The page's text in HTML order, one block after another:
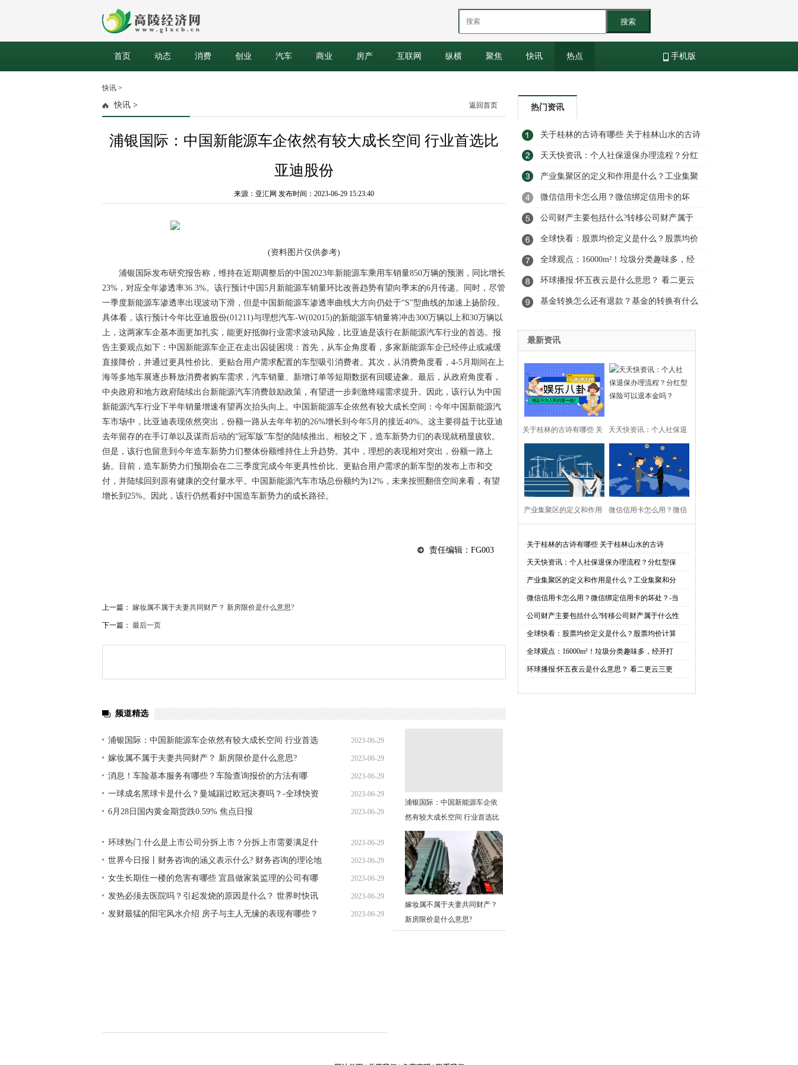
搜索
首页 动态 消费 创业 汽车 商业 房产 互联网 纵横 聚焦 快讯 热点 手机版
快讯 >
快讯 > 返回首页
浦银国际：中国新能源车企依然有较大成长空间 行业首选比
亚迪股份
来源：亚汇网 发布时间：2023-06-29 15:23:40
(资料图片仅供参考)
浦银国际发布研究报告称，维持在近期调整后的中国2023年新能源车乘用车销量850万辆的预测，同比增长
23%，对应全年渗透率36.3%。该行预计中国5月新能源车销量环比改善趋势有望向季末的6月传递。同时，尽管
一季度新能源车渗透率出现波动下滑，但是中国新能源车渗透率曲线大方向仍处于“S”型曲线的加速上扬阶段。
具体看，该行预计今年比亚迪股份(01211)与理想汽车-W(02015)的新能源车销量将冲击300万辆以上和30万辆以
上，这两家车企基本面更加扎实，能更好抵御行业需求波动风险，比亚迪是该行在新能源汽车行业的首选。报
告主要观点如下：中国新能源车企正在走出囚徒困境：首先，从车企角度看，多家新能源车企已经停止或减缓
直接降价，并通过更具性价比、更贴合用户需求配置的车型吸引消费者。其次，从消费角度看，4-5月期间在上
海等多地车展逐步释放消费者购车需求，汽车销量、新增订单等短期数据有回暖迹象。最后，从政府角度看，
中央政府和地方政府陆续出台新能源汽车消费鼓励政策，有望进一步刺激终端需求提升。因此，该行认为中国
新能源汽车行业下半年销量增速有望再次抬头向上。中国新能源车企依然有较大成长空间：今年中国新能源汽
车市场中，比亚迪表现依然突出，份额一路从去年年初的26%增长到今年5月的接近40%。这主要得益于比亚迪
去年留存的在手订单以及谋而后动的“冠军版”车型的陆续推出。相较之下，造车新势力们的表现就稍显疲软。
但是，该行也留意到今年造车新势力们整体份额维持住上升趋势。其中，理想的表现相对突出，份额一路上
扬。目前，造车新势力们预期会在二三季度完成今年更具性价比、更贴合用户需求的新车型的发布上市和交
付，并陆续回到原有健康的交付量水平。中国新能源汽车市场总份额约为12%，未来按照翻倍空间来看，有望
增长到25%。因此，该行仍然看好中国造车新势力的成长路径。
责任编辑：FG003
上一篇： 嫁妆属不属于夫妻共同财产？ 新房限价是什么意思?
下一篇： 最后一页
频道精选
浦银国际：中国新能源车企依然有较大成长空间 行业首选
比亚迪股份
2023-06-29
15:23:40
嫁妆属不属于夫妻共同财产？ 新房限价是什么意思? 2023-06-29
15:16:03
消息！车险基本服务有哪些？车险查询报价的方法有哪
些？
2023-06-29
15:17:17
一球成名黑球卡是什么？曼城踢过欧冠决赛吗？-全球快资
讯
2023-06-29
15:07:46
6月28日国内黄金期货跌0.59% 焦点日报 2023-06-29
环球热门:什么是上市公司分拆上市？分拆上市需要满足什
么条件？
2023-06-29
15:01:05
世界今日报丨财务咨询的涵义表示什么? 财务咨询的理论地
位是如何呢?
2023-06-29
14:43:06
女生长期住一楼的危害有哪些 宜昌做家装监理的公司有哪
些？ 动态
2023-06-29
14:42:32
发热必须去医院吗？引起发烧的原因是什么？ 世界时快讯 2023-06-29
14:59:46
发财最猛的阳宅风水介绍 房子与主人无缘的表现有哪些？ 2023-06-29
浦银国际：中国新能源车企依
然有较大成长空间 行业首选比
亚迪股份
嫁妆属不属于夫妻共同财产？
新房限价是什么意思?
热门资讯
关于桂林的古诗有哪些 关于桂林山水的古诗
天天快资讯：个人社保退保办理流程？分红
型保险可以退本金吗？
产业集聚区的定义和作用是什么？工业集聚
和分散的利弊看这里 天天最新
微信信用卡怎么用？微信绑定信用卡的坏
处？-当前快播
公司财产主要包括什么?转移公司财产属于
什么性质?
全球快看：股票均价定义是什么？股票均价
计算公式是什么？
全球观点：16000m²！垃圾分类趣味多，经
开打造“无废公园”！
环球播报:怀五夜云是什么意思？ 看二更云
三更月四更天什么意思？
基金转换怎么还有退款？基金的转换有什么
最新资讯
关于桂林的古诗有哪些 关
于桂林山水的古诗
天天快资讯：个人社保退
保办理流程？分红型保险
可以退本金吗？
产业集聚区的定义和作用
的利弊看这里 天天最新
微信信用卡怎么用？微信
快播
·关于桂林的古诗有哪些 关于桂林山水的古诗
·天天快资讯：个人社保退保办理流程？分红型保
·产业集聚区的定义和作用是什么？工业集聚和分
·微信信用卡怎么用？微信绑定信用卡的坏处？-当
·公司财产主要包括什么?转移公司财产属于什么性
·全球快看：股票均价定义是什么？股票均价计算
·全球观点：16000m²！垃圾分类趣味多，经开打
·环球播报:怀五夜云是什么意思？ 看二更云三更